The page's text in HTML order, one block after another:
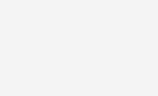
disponibili anche Lampade a